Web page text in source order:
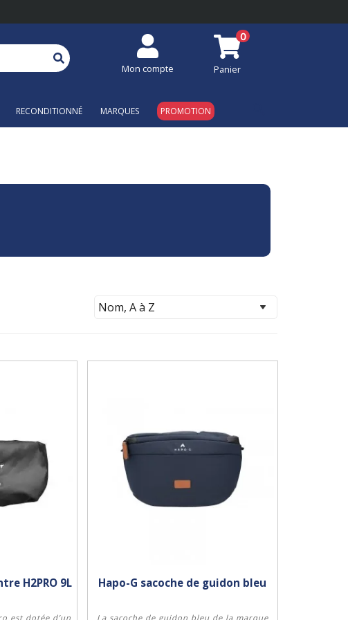
0
Panier
Mon compte
RECONDITIONNÉ MARQUES PROMOTION
H2PRO 9L
est dotée d’un
Hapo-G sacoche de guidon bleu
La sacoche de guidon bleu de la marque